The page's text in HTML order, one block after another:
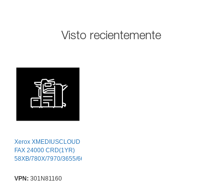
Visto recientemente
Xerox XMEDIUSCLOUD
FAX 24000 CRD(1YR)
58XB/780X/7970/3655/6655/CQ/59XX
VPN: 301N81160